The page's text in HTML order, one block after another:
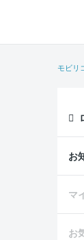
モビリ
お
マ
お